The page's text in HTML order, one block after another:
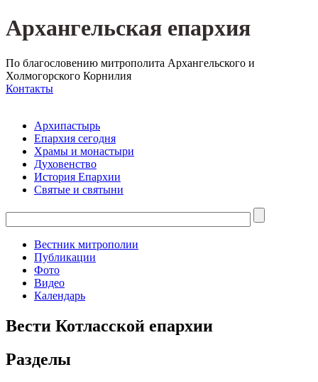
Архангельская епархия
По благословению митрополита Архангельского и
Холмогорского Корнилия
Контакты
Архипастырь
Епархия сегодня
Храмы и монастыри
Духовенство
История Епархии
Святые и святыни
Вестник митрополии
Публикации
Фото
Видео
Календарь
Вести Котласской епархии
Разделы